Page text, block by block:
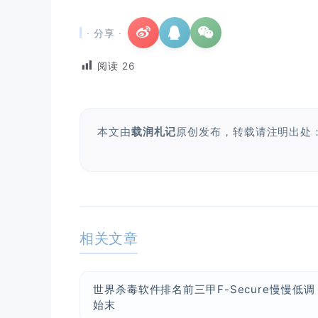
· 分享 ·
阅读 26
本文由载润札记原创发布，转载请注明出处
相关文章
世界杀毒软件排名前三甲F-Secure慢慢低调
始末